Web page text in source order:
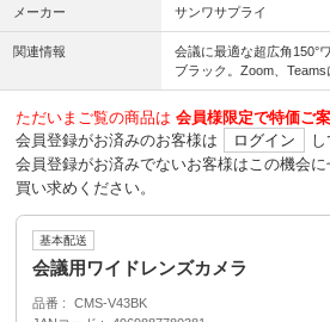
メーカー サンワサプライ
関連情報
会議に最適な超広角150°
ブラック。Zoom、Teams
ただいまご覧の商品は 会員様限定で特価ご
会員登録がお済みのお客様は
ログイン
し
会員登録がお済みでないお客様はこの機会に
買い求めください。
基本配送
会議用ワイドレンズカメラ
品番
CMS-V43BK